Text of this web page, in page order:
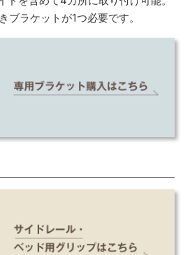
ブラケットが1つ必要です。